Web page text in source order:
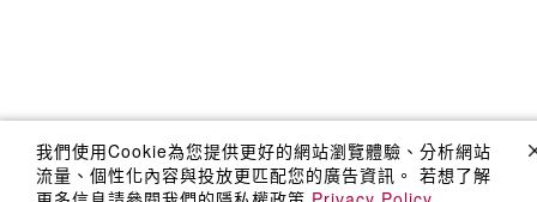
我們使用Cookie為您提供更好的網站瀏覽體驗、分析網站
流量、個性化內容與投放更匹配您的廣告資訊。 若想了解